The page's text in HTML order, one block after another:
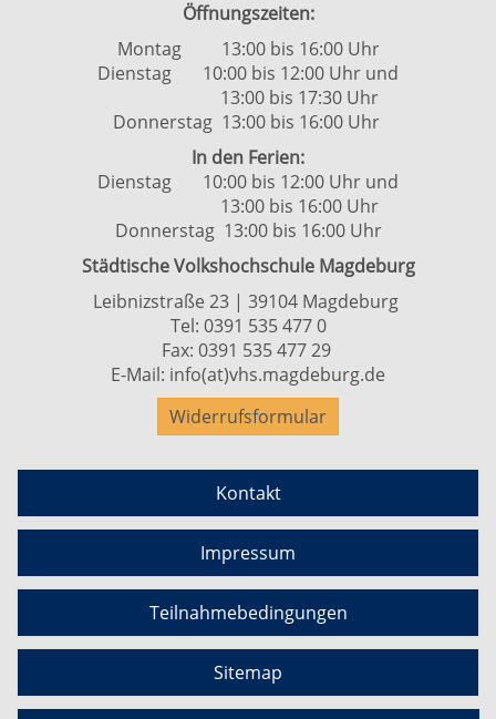
Öffnungszeiten:
Montag 13:00 bis 16:00 Uhr
Dienstag 10:00 bis 12:00 Uhr und
13:00 bis 17:30 Uhr
Donnerstag 13:00 bis 16:00 Uhr
In den Ferien:
Dienstag 10:00 bis 12:00 Uhr und
13:00 bis 16:00 Uhr
Donnerstag 13:00 bis 16:00 Uhr
Städtische Volkshochschule Magdeburg
Leibnizstraße 23 | 39104 Magdeburg
Tel: 0391 535 477 0
Fax: 0391 535 477 29
E-Mail: info(at)vhs.magdeburg.de
Widerrufsformular
Kontakt
Impressum
Teilnahmebedingungen
Sitemap